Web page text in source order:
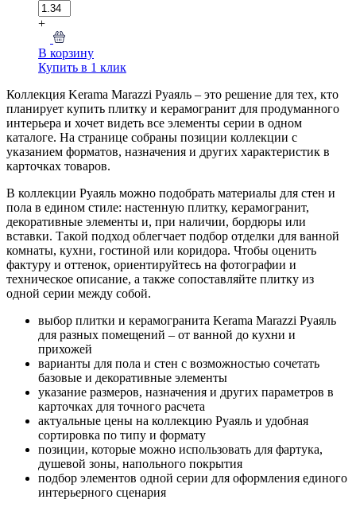
+
В корзину
Купить в 1 клик
Коллекция Kerama Marazzi Руаяль – это решение для тех, кто
планирует купить плитку и керамогранит для продуманного
интерьера и хочет видеть все элементы серии в одном
каталоге. На странице собраны позиции коллекции с
указанием форматов, назначения и других характеристик в
карточках товаров.
В коллекции Руаяль можно подобрать материалы для стен и
пола в едином стиле: настенную плитку, керамогранит,
декоративные элементы и, при наличии, бордюры или
вставки. Такой подход облегчает подбор отделки для ванной
комнаты, кухни, гостиной или коридора. Чтобы оценить
фактуру и оттенок, ориентируйтесь на фотографии и
техническое описание, а также сопоставляйте плитку из
одной серии между собой.
выбор плитки и керамогранита Kerama Marazzi Руаяль
для разных помещений – от ванной до кухни и
прихожей
варианты для пола и стен с возможностью сочетать
базовые и декоративные элементы
указание размеров, назначения и других параметров в
карточках для точного расчета
актуальные цены на коллекцию Руаяль и удобная
сортировка по типу и формату
позиции, которые можно использовать для фартука,
душевой зоны, напольного покрытия
подбор элементов одной серии для оформления единого
интерьерного сценария